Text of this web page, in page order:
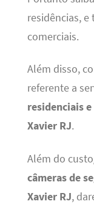
residências,
comerciais.
Além disso,
referente a
residenciais
Xavier RJ.
Além do
câmeras de
Xavier RJ,